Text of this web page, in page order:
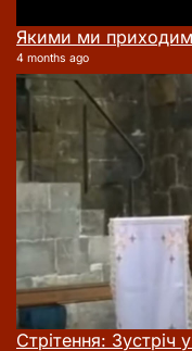
Якими ми
4 months ago
Стрітення: Зустріч